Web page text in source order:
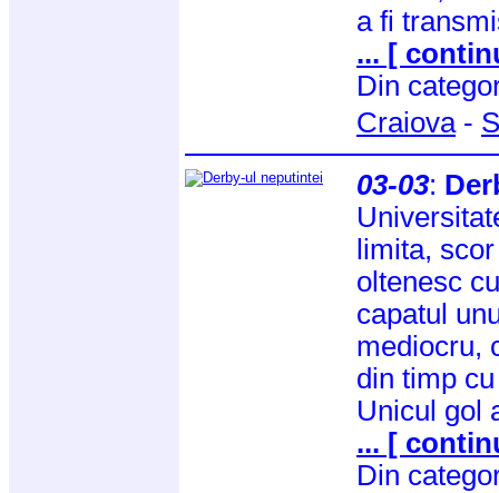
a fi
... [
Din
Craiova-
03-03:
limita,
oltenesc
capatul
mediocru,
din timp
Unicul gol
... [
Din